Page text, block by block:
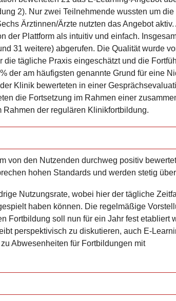
2). Nur zwei Teilnehmende wussten um
Ärztinnen/Ärzte nutzten das Angebot
der Plattform als intuitiv und einfach.
31 weitere) abgerufen. Die Qualität wurde
die tägliche Praxis eingeschätzt und die Fortf
der am häufigsten genannte Grund für eine
Klinik bewerteten in einer
die Fortsetzung im Rahmen einer
der regulären Klinikfortbildung.
von den Nutzenden durchweg positiv
hohen Standards und werden stetig
Nutzungsrate, wobei hier der tägliche
haben können. Die regelmäßige
Fortbildung soll nun für ein Jahr fest etabliert
perspektivisch zu diskutieren, auch E-
Abwesenheiten für Fortbildungen mit